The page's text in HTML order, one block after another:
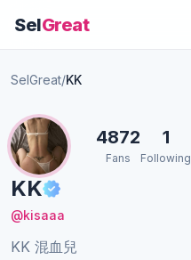
SelGreat
SelGreat/KK
KK
@kisaaa
KK 混血兒
4872
Fans
1
Following